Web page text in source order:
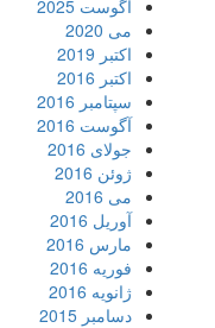
آگوست 2025
می 2020
اکتبر 2019
اکتبر 2016
سپتامبر 2016
آگوست 2016
جولای 2016
ژوئن 2016
می 2016
آوریل 2016
مارس 2016
فوریه 2016
ژانویه 2016
دسامبر 2015